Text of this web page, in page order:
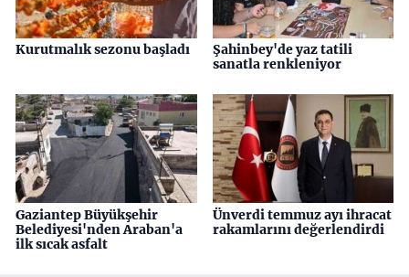
Kurutmalık sezonu başladı
Şahinbey'de yaz tatili
sanatla renkleniyor
Gaziantep Büyükşehir
Belediyesi'nden Araban'a
ilk sıcak asfalt
Ünverdi temmuz ayı ihracat
rakamlarını değerlendirdi